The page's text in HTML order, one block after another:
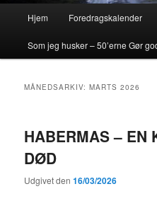
Hjem Foredragskalender
Som jeg husker – 50’erne Gør
MÅNEDSARKIV:MARTS 2026
HABERMAS – EN
DØD
Udgivet den16/03/2026